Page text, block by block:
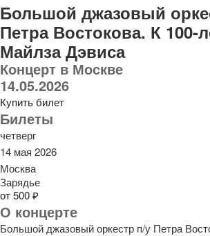
Большой джазовый
Петра Востокова. К 100-
Майлза Дэвиса
Концерт в Москве
14.05.2026
Купить билет
Билеты
четверг
14 мая 2026
Москва
Зарядье
от 500 ₽
О концерте
Большой джазовый оркестр п/у Петра